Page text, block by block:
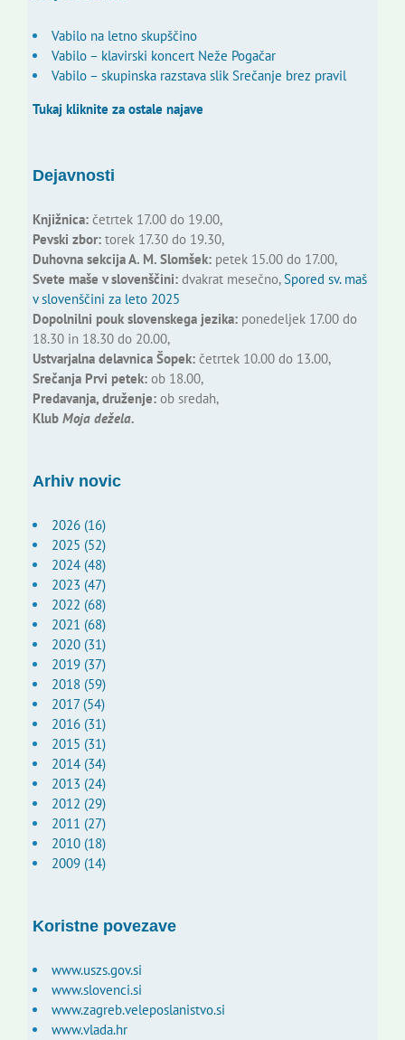
Vabilo na letno skupščino
Vabilo – klavirski koncert Neže Pogačar
Vabilo – skupinska razstava slik Srečanje brez pravil
Tukaj kliknite za ostale najave
Dejavnosti
Knjižnica:četrtek 17.00 do 19.00,
Pevski zbor:torek 17.30 do 19.30,
Duhovna sekcija A. M. Slomšek:petek 15.00 do 17.00,
Svete maše v slovenščini:dvakrat mesečno,Spored sv. maš
v slovenščini za leto 2025
Dopolnilni pouk slovenskega jezika:ponedeljek 17.00 do
18.30 in 18.30 do 20.00,
Ustvarjalna delavnica Šopek:četrtek 10.00 do 13.00,
Srečanja Prvi petek:ob 18.00,
Predavanja, druženje:ob sredah,
Klub Moja dežela.
Arhiv novic
2026 (16)
2025 (52)
2024 (48)
2023 (47)
2022 (68)
2021 (68)
2020 (31)
2019 (37)
2018 (59)
2017 (54)
2016 (31)
2015 (31)
2014 (34)
2013 (24)
2012 (29)
2011 (27)
2010 (18)
2009 (14)
Koristne povezave
www.uszs.gov.si
www.slovenci.si
www.zagreb.veleposlanistvo.si
www.vlada.hr